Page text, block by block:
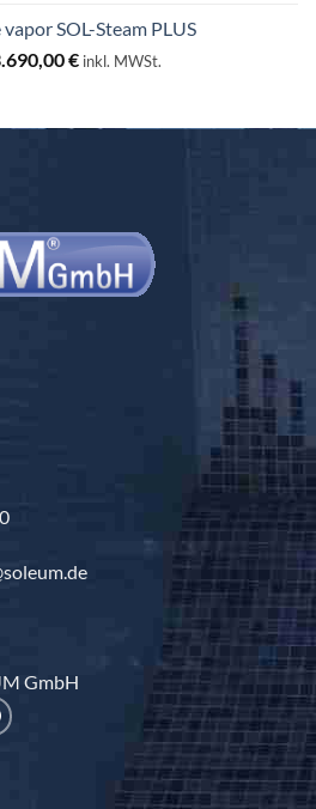
desde
3.440,00 €
SOL-Steam PLUS
€Rango
desde
inkl. MWSt.
GmbH